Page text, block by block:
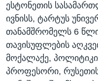
ᲓᲔᲖᲘᲜᲤᲝᲠᲛᲐᲪᲘᲐ
ესტონეთის
ივნისს, ტარტუს
თანამშრომელს 6
თავისუფლების
მოქალაქე,
პროფესორი,